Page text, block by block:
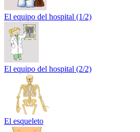
El equipo del hospital (1/2)
El equipo del hospital (2/2)
El esqueleto